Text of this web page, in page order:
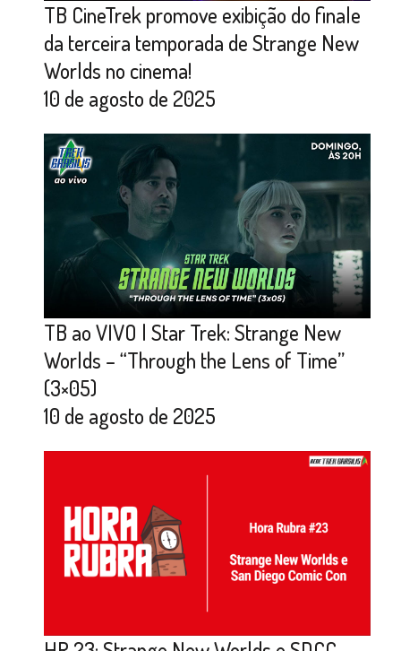
TB CineTrek promove exibição do finale
da terceira temporada de Strange New
Worlds no cinema!
10 de agosto de 2025
TB ao VIVO | Star Trek: Strange New
Worlds – “Through the Lens of Time”
(3×05)
10 de agosto de 2025